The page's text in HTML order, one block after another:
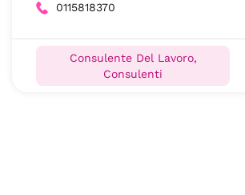
0115818370
Consulente Del Lavoro,
Consulenti